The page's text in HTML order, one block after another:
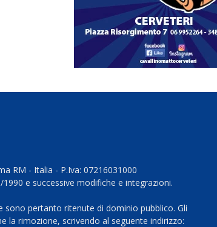
RM - Italia - P.Iva: 07216031000
e successive modifiche e integrazioni.
pertanto ritenute di dominio pubblico. Gli
rimozione, scrivendo al seguente indirizzo: